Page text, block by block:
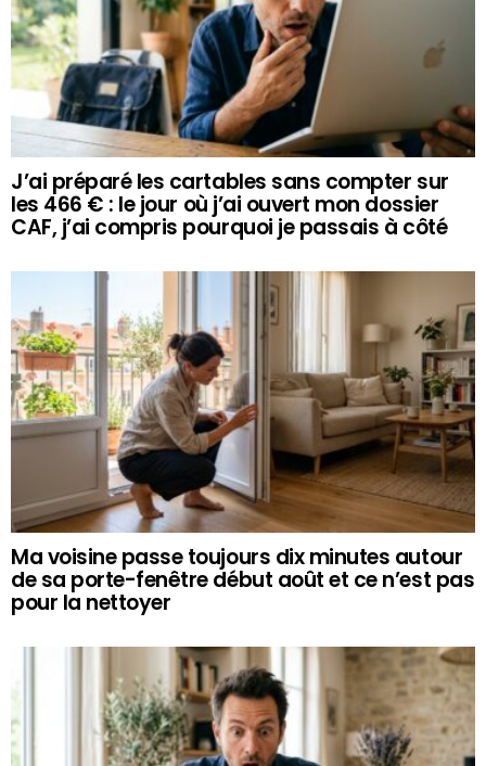
J’ai préparé les cartables sans compter sur
les 466 € : le jour où j’ai ouvert mon dossier
CAF, j’ai compris pourquoi je passais à côté
Ma voisine passe toujours dix minutes autour
de sa porte-fenêtre début août et ce n’est pas
pour la nettoyer